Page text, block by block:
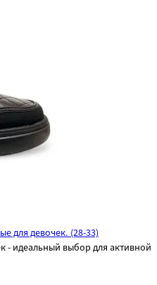
для девочек. (28-33)
- идеальный выбор для активной